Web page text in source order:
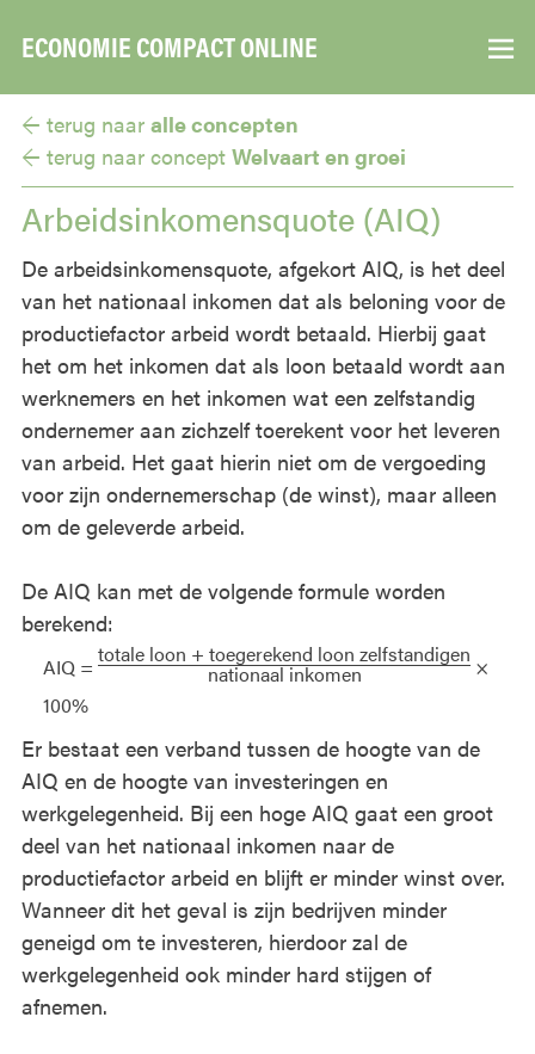
ECONOMIE COMPACT ONLINE ▼
← terug naar alle concepten
← terug naar concept Welvaart en groei
Arbeidsinkomensquote (AIQ)
De arbeidsinkomensquote, afgekort AIQ, is het deel
van het nationaal inkomen dat als beloning voor de
productiefactor arbeid wordt betaald. Hierbij gaat
het om het inkomen dat als loon betaald wordt aan
werknemers en het inkomen wat een zelfstandig
ondernemer aan zichzelf toerekent voor het leveren
van arbeid. Het gaat hierin niet om de vergoeding
voor zijn ondernemerschap (de winst), maar alleen
om de geleverde arbeid.
De AIQ kan met de volgende formule worden
berekend:
AIQ = totale loon + toegerekend loon zelfstandigen
nationaal inkomen
×
100%
Er bestaat een verband tussen de hoogte van de
AIQ en de hoogte van investeringen en
werkgelegenheid. Bij een hoge AIQ gaat een groot
deel van het nationaal inkomen naar de
productiefactor arbeid en blijft er minder winst over.
Wanneer dit het geval is zijn bedrijven minder
geneigd om te investeren, hierdoor zal de
werkgelegenheid ook minder hard stijgen of
afnemen.